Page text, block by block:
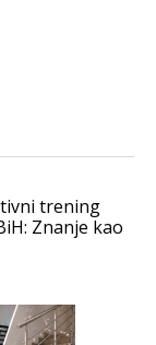
trening
Znanje kao